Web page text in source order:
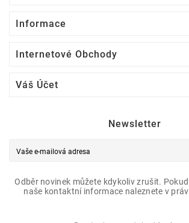
Informace
Internetové Obchody
Váš Účet
Newsletter
Odběr novinek můžete kdykoliv zrušit.
naše kontaktní informace naleznete v